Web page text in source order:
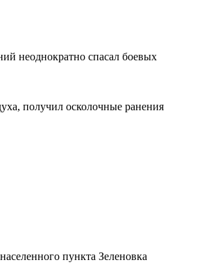
неоднократно спасал боевых
получил осколочные ранения
пункта Зеленовка